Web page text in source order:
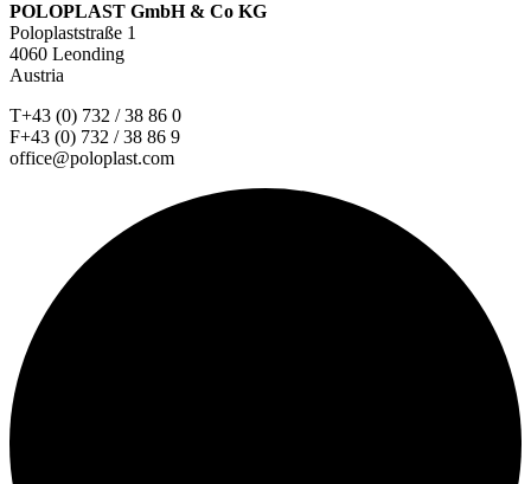
POLOPLAST GmbH & Co KG
Poloplaststraße 1
4060 Leonding
Austria
T+43 (0) 732 / 38 86 0
F+43 (0) 732 / 38 86 9
office@poloplast.com